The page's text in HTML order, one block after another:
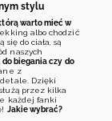
stylu
warto mieć w
albo chodzić
do ciała, są
naszych
do biegania czy do
z
detale. Dzięki
przez kilka
każdej fanki
Jakie wybrać?